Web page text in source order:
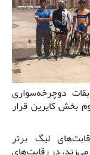
دوچرخه‌سواری
بخش کایرین قرار
لیگ برتر